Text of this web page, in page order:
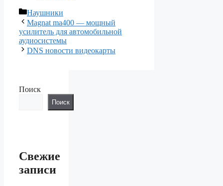
Рубрики
Наушники
Magnat ma400 — мощный
усилитель для автомобильной
аудиосистемы
DNS новости видеокарты
Поиск
Поиск
Свежие
записи